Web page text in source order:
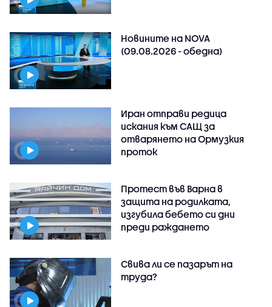
Новините на NOVA
(09.08.2026 - обедна)
Иран отправи редица
искания към САЩ за
отварянето на Ормузкия
проток
Протест във Варна в
защита на родилката,
изгубила бебето си дни
преди раждането
Свива ли се пазарът на
труда?